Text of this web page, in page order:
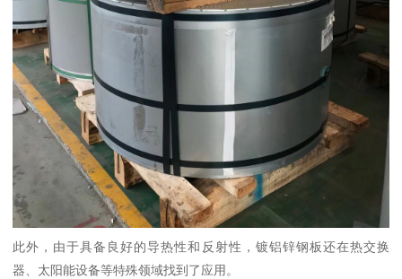
此外，由于具备良好的导热性和反射性，镀铝锌钢板还在热交换
器、太阳能设备等特殊领域找到了应用。